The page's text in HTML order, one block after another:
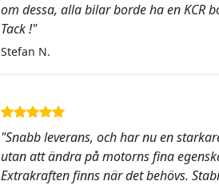
om dessa, alla bilar borde ha en KCR
Tack !"
Stefan N.
"Snabb leverans, och har nu en
utan att ändra på motorns fina
Extrakraften finns när det behövs.